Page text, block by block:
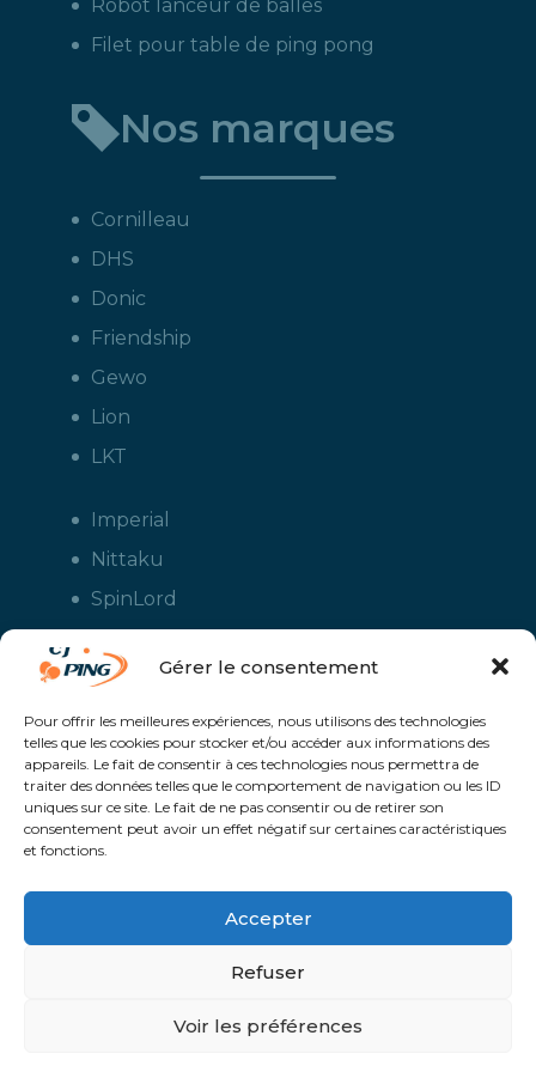
Gérer le consentement
Pour offrir les meilleures expériences, nous utilisons des technologies
telles que les cookies pour stocker et/ou accéder aux informations des
appareils. Le fait de consentir à ces technologies nous permettra de
traiter des données telles que le comportement de navigation ou les ID
uniques sur ce site. Le fait de ne pas consentir ou de retirer son
consentement peut avoir un effet négatif sur certaines caractéristiques
et fonctions.
Accepter
Refuser
Voir les préférences
Robot lanceur de balles
Filet pour table de ping pong
Nos marques
Cornilleau
DHS
Donic
Friendship
Gewo
Lion
LKT
Imperial
Nittaku
SpinLord
Tuttle
Xiom
Yasaka
aux écoles et aux pongistes amateurs - Raquettes de ping pong, sacs,
housses, chaussures, balles, tables de ping pong, colles, nettoyants,